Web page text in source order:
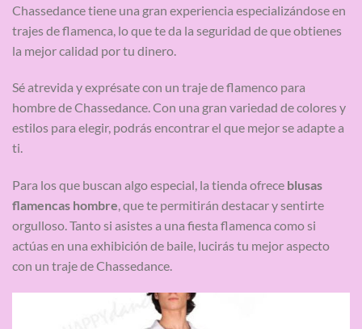
Chassedance tiene una gran experiencia especializándose en
trajes de flamenca, lo que te da la seguridad de que obtienes
la mejor calidad por tu dinero.
Sé atrevida y exprésate con un traje de flamenco para
hombre de Chassedance. Con una gran variedad de colores y
estilos para elegir, podrás encontrar el que mejor se adapte a
ti.
Para los que buscan algo especial, la tienda ofrece blusas
flamencas hombre, que te permitirán destacar y sentirte
orgulloso. Tanto si asistes a una fiesta flamenca como si
actúas en una exhibición de baile, lucirás tu mejor aspecto
con un traje de Chassedance.